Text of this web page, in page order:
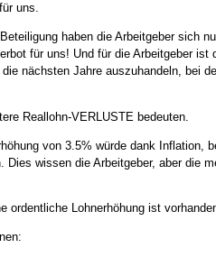
uns.
haben die Arbeitgeber sich
für uns! Und für die Arbeitgeber ist
nächsten Jahre auszuhandeln, bei
Reallohn-VERLUSTE bedeuten.
von 3.5% würde dank Inflation,
Dies wissen die Arbeitgeber, aber die
ordentliche Lohnerhöhung ist